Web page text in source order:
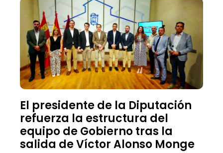
El presidente de la Diputación
refuerza la estructura del
equipo de Gobierno tras la
salida de Víctor Alonso Monge